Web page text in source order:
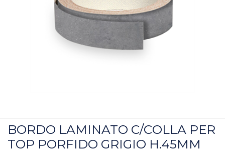
BORDO LAMINATO C/COLLA PER
TOP PORFIDO GRIGIO H.45MM